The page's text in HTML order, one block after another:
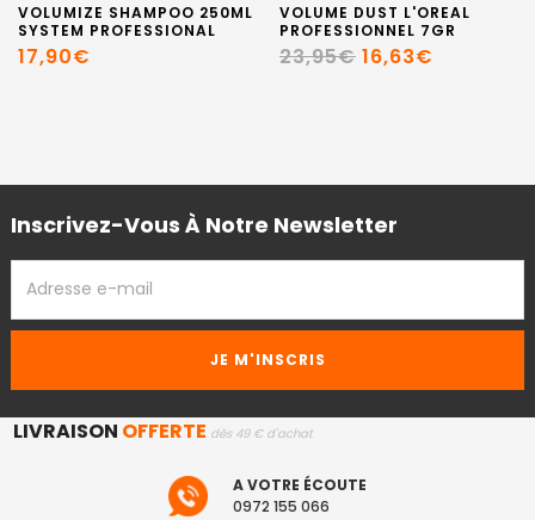
VOLUMIZE SHAMPOO 250ML
SYSTEM PROFESSIONAL
17,90€
VOLUME DUST L'OREAL
PROFESSIONNEL 7GR
23,95€ 16,63€
Inscrivez-Vous À Notre Newsletter
EMAIL
LIVRAISON OFFERTE dès 49 € d'achat
A VOTRE ÉCOUTE
0972 155 066